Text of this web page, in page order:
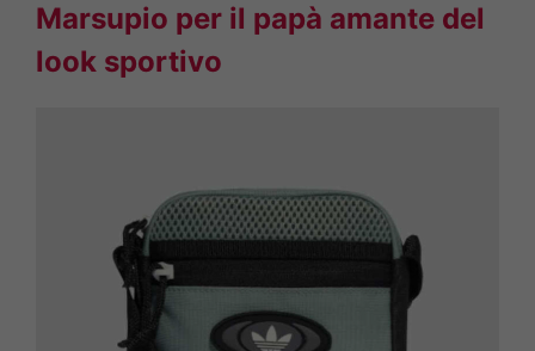
Marsupio per il papà amante del
look sportivo